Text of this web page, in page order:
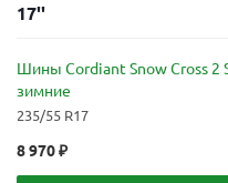
17''
Шины Cordiant Snow Cross 2
зимние
235/55 R17
8 970₽